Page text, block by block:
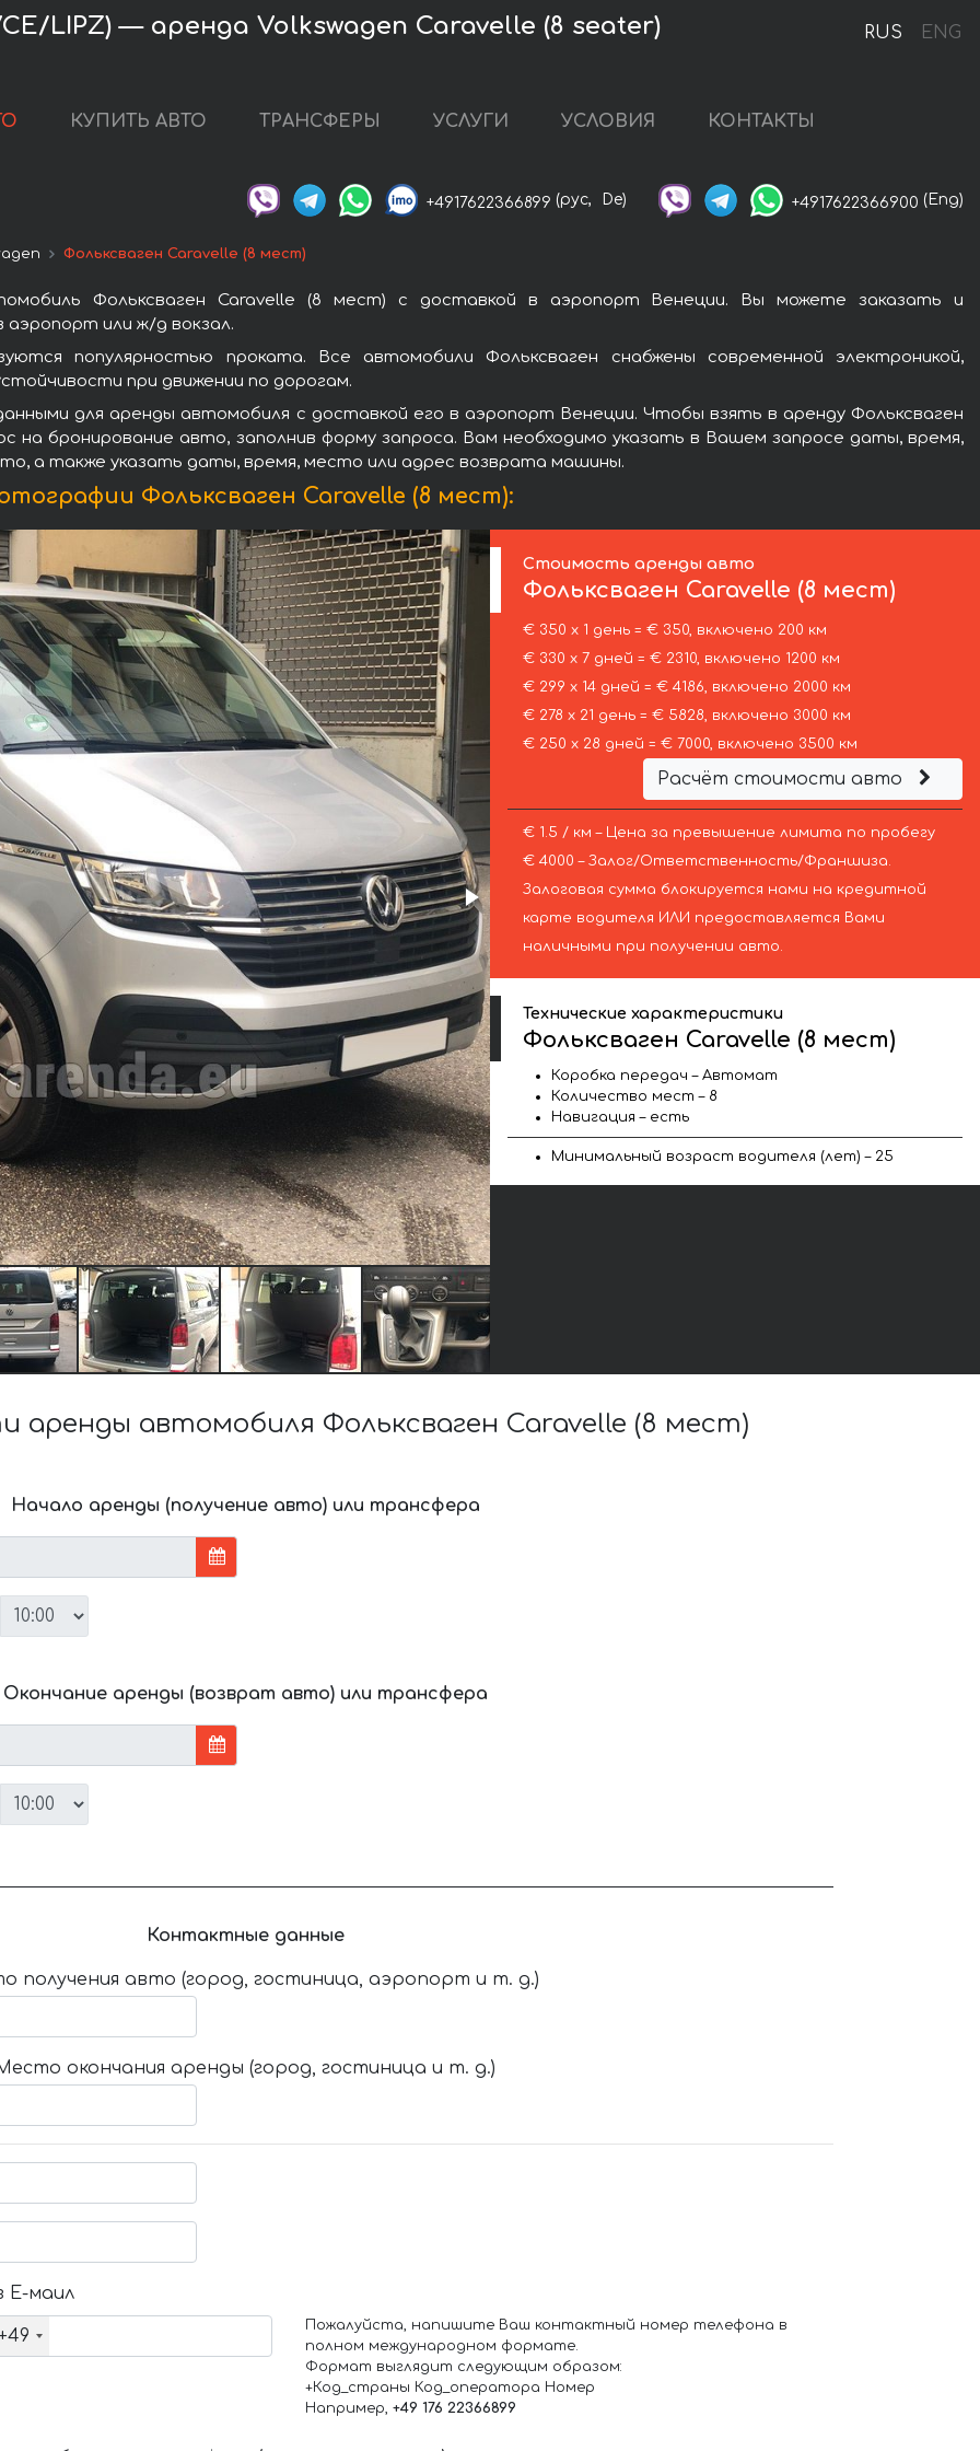
RUS ENG
LIPZ) — аренда Volkswagen Caravelle (8 seater)
КУПИТЬ АВТО ТРАНСФЕРЫ УСЛУГИ УСЛОВИЯ КОНТАКТЫ
+4917622366899 (рус, De) +4917622366900 (Eng)
Фольксваген Caravelle (8 мест)
Фольксваген Caravelle (8 мест) с доставкой в аэропорт Венеции. Вы можете заказать и
или ж/д вокзал.
популярностью проката. Все автомобили Фольксваген снабжены современной электроникой,
при движении по дорогам.
для аренды автомобиля с доставкой его в аэропорт Венеции. Чтобы взять в аренду Фольксваген
на бронирование авто, заполнив форму запроса. Вам необходимо указать в Вашем запросе даты, время,
а также указать даты, время, место или адрес возврата машины.
Фольксваген Caravelle (8 мест):
Стоимость аренды авто
Фольксваген Caravelle (8 мест)
€ 350 х 1 день = € 350, включено 200 км
€ 330 х 7 дней = € 2310, включено 1200 км
€ 299 х 14 дней = € 4186, включено 2000 км
€ 278 х 21 день = € 5828, включено 3000 км
€ 250 х 28 дней = € 7000, включено 3500 км
Расчёт стоимости авто
€ 1.5 / км – Цена за превышение лимита по пробегу
€ 4000 – Залог/Ответственность/Франшиза.
Залоговая сумма блокируется нами на кредитной
карте водителя ИЛИ предоставляется Вами
наличными при получении авто.
Технические характеристики
Фольксваген Caravelle (8 мест)
Коробка передач – Автомат
Количество мест – 8
Навигация – есть
Минимальный возраст водителя (лет) – 25
аренды автомобиля Фольксваген Caravelle (8 мест)
Начало аренды (получение авто) или трансфера
Окончание аренды (возврат авто) или трансфера
Контактные данные
получения авто (город, гостиница, аэропорт и т. д.)
окончания аренды (город, гостиница и т. д.)
Е-маил
Пожалуйста, напишите Ваш контактный номер телефона в
полном международном формате.
Формат выглядит следующим образом:
+Код_страны Код_оператора Номер
Например, +49 176 22366899